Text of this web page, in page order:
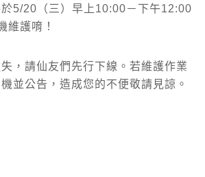
於5/20（三）早上10:00－下午12:00
維護唷！
，請仙友們先行下線。若維護作業
並公告，造成您的不便敬請見諒。